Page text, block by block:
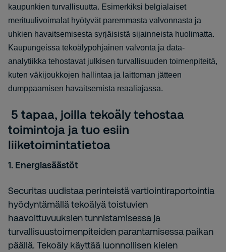
kaupunkien turvallisuutta. Esimerkiksi belgialaiset
merituulivoimalat hyötyvät paremmasta valvonnasta ja
uhkien havaitsemisesta syrjäisistä sijainneista huolimatta.
Kaupungeissa tekoälypohjainen valvonta ja data-
analytiikka tehostavat julkisen turvallisuuden toimenpiteitä,
kuten väkijoukkojen hallintaa ja laittoman jätteen
dumppaamisen havaitsemista reaaliajassa.
5 tapaa, joilla tekoäly tehostaa
toimintoja ja tuo esiin
liiketoimintatietoa
1. Energiasäästöt
Securitas uudistaa perinteistä vartiointiraportointia
hyödyntämällä tekoälyä toistuvien
haavoittuvuuksien tunnistamisessa ja
turvallisuustoimenpiteiden parantamisessa paikan
päällä. Tekoäly käyttää luonnollisen kielen